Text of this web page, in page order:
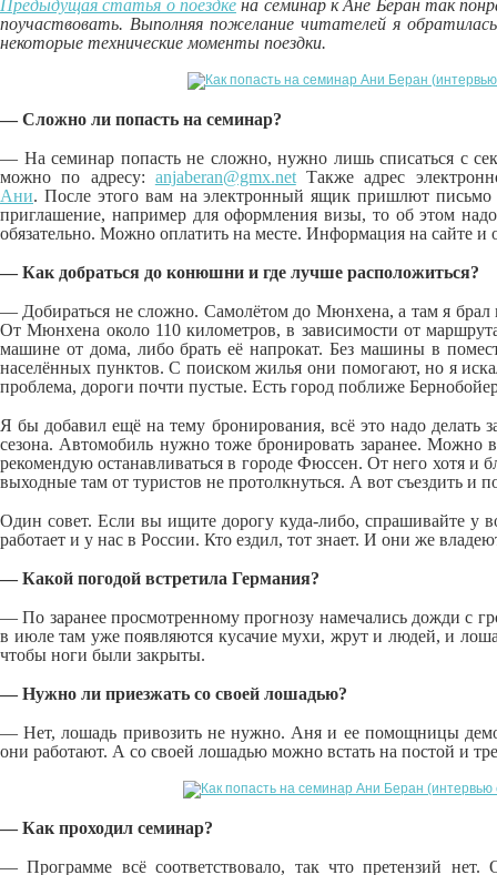
Предыдущая статья о поездкена семинар к Ане Беран так
поучаствовать. Выполняя пожелание читателей я
некоторые технические моменты поездки.
— Сложно ли попасть на семинар?
— На семинар попасть не сложно, нужно лишь списаться с
можно по адресу: anjaberan@gmx.netТакже адрес
Ани. После этого вам на электронный ящик пришлют
приглашение, например для оформления визы, то об этом
обязательно. Можно оплатить на месте. Информация на сайте
— Как добраться до конюшни и где лучше расположиться?
— Добираться не сложно. Самолётом до Мюнхена, а там я
От Мюнхена около 110 километров, в зависимости от
машине от дома, либо брать её напрокат. Без машины в
населённых пунктов. С поиском жилья они помогают, но я
проблема, дороги почти пустые. Есть город поближе
Я бы добавил ещё на тему бронирования, всё это надо делать
сезона. Автомобиль нужно тоже бронировать заранее. Можно
рекомендую останавливаться в городе Фюссен. От него хотя и
выходные там от туристов не протолкнуться. А вот съездить и
Один совет. Если вы ищите дорогу куда-либо, спрашивайте у
работает и у нас в России. Кто ездил, тот знает. И они же
— Какой погодой встретила Германия?
— По заранее просмотренному прогнозу намечались дожди с
в июле там уже появляются кусачие мухи, жрут и людей, и
чтобы ноги были закрыты.
— Нужно ли приезжать со своей лошадью?
— Нет, лошадь привозить не нужно. Аня и ее помощницы
они работают. А со своей лошадью можно встать на постой и
— Как проходил семинар?
— Программе всё соответствовало, так что претензий